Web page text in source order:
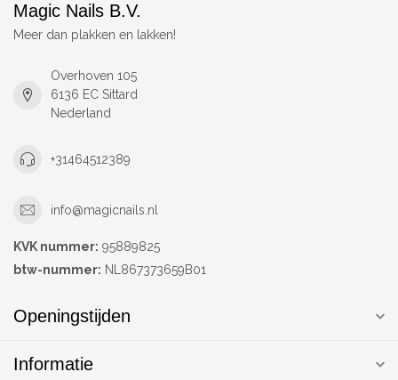
Magic Nails B.V.
Meer dan plakken en lakken!
Overhoven 105
6136 EC Sittard
Nederland
+31464512389
info@magicnails.nl
KVK nummer: 95889825
btw-nummer: NL867373659B01
Openingstijden
Informatie